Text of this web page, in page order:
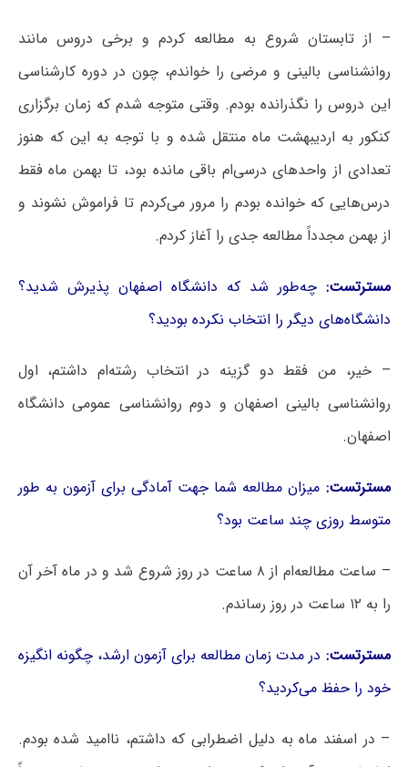
– از تابستان شروع به مطالعه کردم و برخی دروس مانند
روانشناسی بالینی و مرضی را خواندم، چون در دوره کارشناسی
این دروس را نگذرانده بودم. وقتی متوجه شدم که زمان برگزاری
کنکور به اردیبهشت ماه منتقل شده و با توجه به این که هنوز
تعدادی از واحدهای درسی‌ام باقی مانده بود، تا بهمن ماه فقط
درس‌هایی که خوانده بودم را مرور می‌کردم تا فراموش نشوند و
از بهمن مجدداً مطالعه جدی را آغاز کردم.
مسترتست: چه‌طور شد که دانشگاه اصفهان پذیرش شدید؟
دانشگاه‌های دیگر را انتخاب نکرده بودید؟
– خیر، من فقط دو گزینه در انتخاب رشته‌ام داشتم، اول
روانشناسی بالینی اصفهان و دوم روانشناسی عمومی دانشگاه
اصفهان.
مسترتست: میزان مطالعه شما جهت آمادگی برای آزمون به طور
متوسط روزی چند ساعت بود؟
– ساعت مطالعه‌ام از ۸ ساعت در روز شروع شد و در ماه آخر آن
را به ۱۲ ساعت در روز رساندم.
مسترتست: در مدت زمان مطالعه برای آزمون ارشد، چگونه انگیزه
خود را حفظ می‌کردید؟
– در اسفند ماه به دلیل اضطرابی که داشتم، ناامید شده بودم.